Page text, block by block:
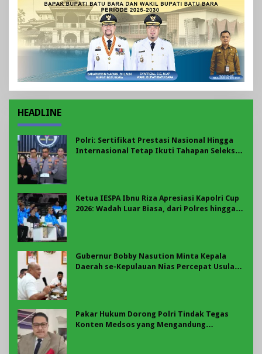
HEADLINE
Polri: Sertifikat Prestasi Nasional Hingga
Internasional Tetap Ikuti Tahapan Seleksi
Ketua IESPA Ibnu Riza Apresiasi Kapolri Cup
2026: Wadah Luar Biasa, dari Polres hingga
Gubernur Bobby Nasution Minta Kepala
Daerah se-Kepulauan Nias Percepat Usulan
Pakar Hukum Dorong Polri Tindak Tegas
Konten Medsos yang Mengandung